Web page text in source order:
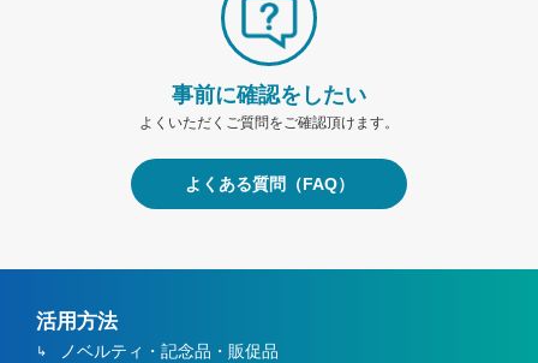
事前に確認をしたい
よくいただくご質問をご確認頂けます。
よくある質問（FAQ）
活用方法
ノベルティ・記念品・販促品